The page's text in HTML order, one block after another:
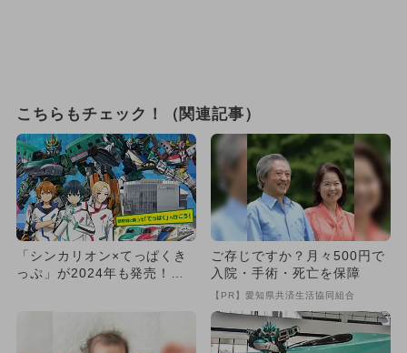
こちらもチェック！（関連記事）
「シンカリオン×てっぱくき
っぷ」が2024年も発売！
ご存じですか？月々500円で
入院・手術・死亡を保障
【PR】愛知県共済生活協同組合